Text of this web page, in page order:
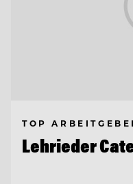
TOP
Lehrieder